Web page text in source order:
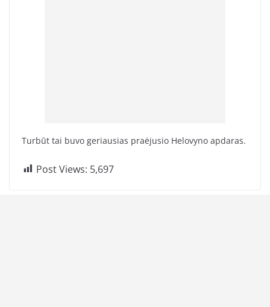
Turbūt tai buvo geriausias praėjusio Helovyno apdaras.
Post Views: 5,697